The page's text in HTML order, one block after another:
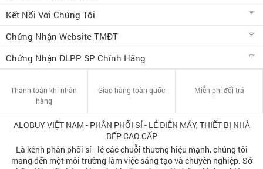
Kết Nối Với Chúng Tôi
Chứng Nhận Website TMĐT
Chứng Nhận ĐLPP SP Chính Hãng
Thanh toán khi nhận
hàng
Giao hàng toàn quốc Miễn phí đổi trả
ALOBUY VIỆT NAM - PHÂN PHỐI SỈ - LẺ ĐIỆN MÁY, THIẾT BỊ NHÀ
BẾP CAO CẤP
Là kênh phân phối sỉ - lẻ các chuỗi thương hiệu mạnh, chúng tôi
mang đến một môi trường làm việc sáng tạo và chuyên nghiệp. Sở